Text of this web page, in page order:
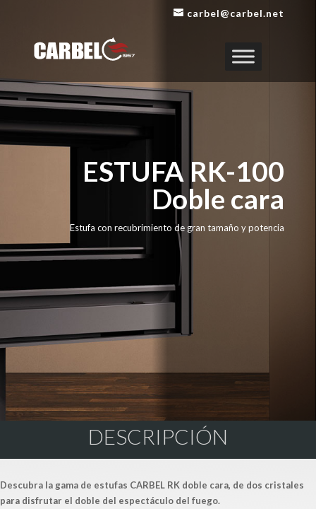
carbel@carbel.net
ESTUFA RK-100
Doble cara
Estufa con recubrimiento de gran tamaño y potencia
DESCRIPCIÓN
Descubra la gama de estufas CARBEL RK doble cara, de dos cristales
para disfrutar el doble del espectáculo del fuego.